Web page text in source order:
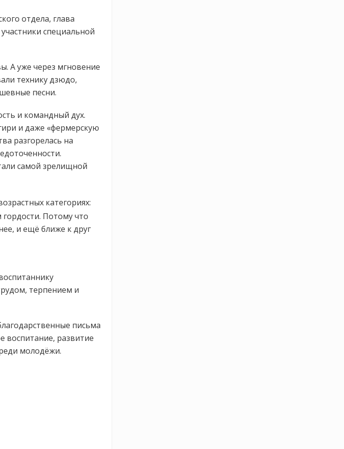
отдела, глава
специальной
А уже через мгновение
технику дзюдо,
песни.
и командный дух.
и даже «фермерскую
разгорелась на
самой зрелищной
категориях:
Потому что
и ещё ближе к друг
терпением и
письма
воспитание, развитие
молодёжи.